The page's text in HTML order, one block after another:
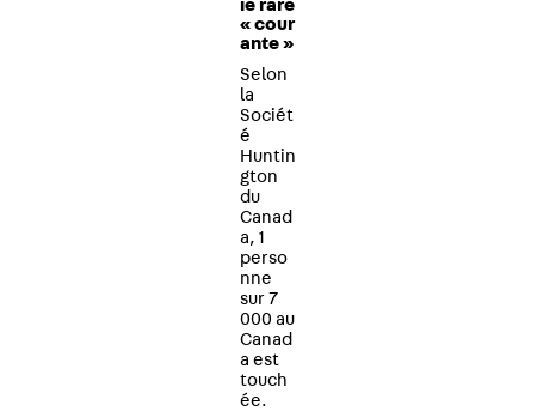
ie rare
« cour
ante »
Selon
la
Sociét
é
Huntin
gton
du
Canad
a, 1
perso
nne
sur 7
000 au
Canad
a est
touch
ée.